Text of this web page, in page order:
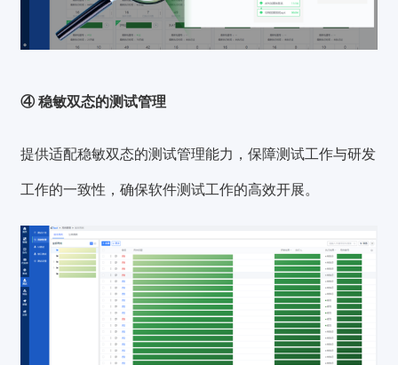
④ 稳敏双态的测试管理
提供适配稳敏双态的测试管理能力，保障测试工作与研发
工作的一致性，确保软件测试工作的高效开展。